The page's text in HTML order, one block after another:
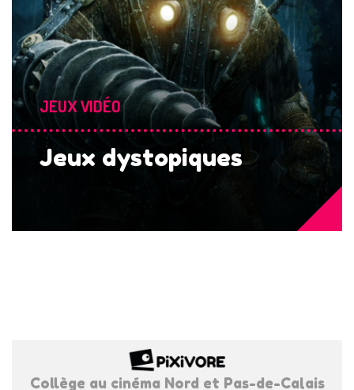
JEUX VIDÉO
Jeux dystopiques
Collège au cinéma Nord et Pas-de-Calais